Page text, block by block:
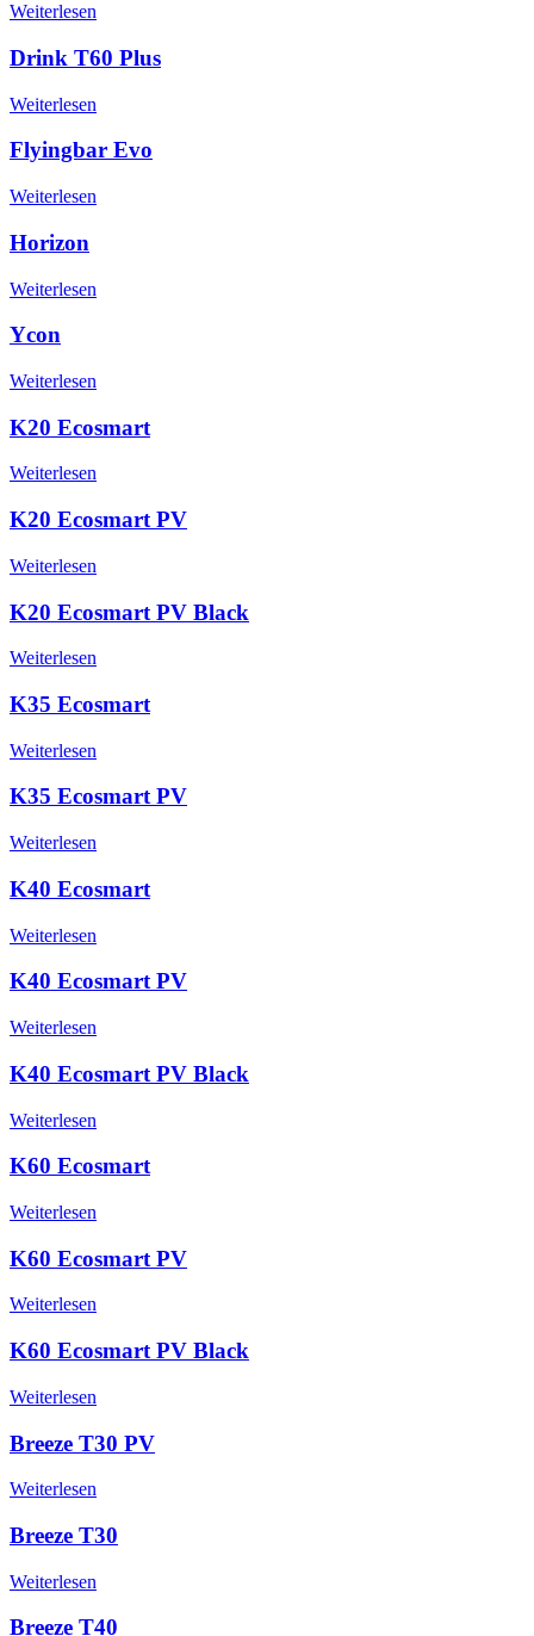
Weiterlesen
Drink T60 Plus
Weiterlesen
Flyingbar Evo
Weiterlesen
Horizon
Weiterlesen
Ycon
Weiterlesen
K20 Ecosmart
Weiterlesen
K20 Ecosmart PV
Weiterlesen
K20 Ecosmart PV Black
Weiterlesen
K35 Ecosmart
Weiterlesen
K35 Ecosmart PV
Weiterlesen
K40 Ecosmart
Weiterlesen
K40 Ecosmart PV
Weiterlesen
K40 Ecosmart PV Black
Weiterlesen
K60 Ecosmart
Weiterlesen
K60 Ecosmart PV
Weiterlesen
K60 Ecosmart PV Black
Weiterlesen
Breeze T30 PV
Weiterlesen
Breeze T30
Weiterlesen
Breeze T40